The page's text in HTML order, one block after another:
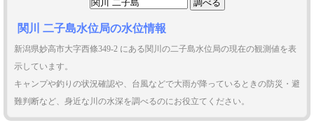
関川 二子島水位局の水位情報
新潟県妙高市大字西條349-2 にある関川の二子島水位局の現在の観測値を表
示しています。
キャンプや釣りの状況確認や、台風などで大雨が降っているときの防災・避
難判断など、身近な川の水深を調べるのにお役立てください。